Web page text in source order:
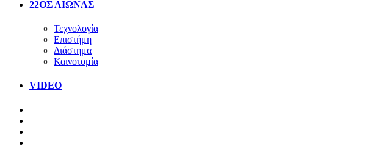
22ΟΣ ΑΙΩΝΑΣ
Τεχνολογία
Επιστήμη
Διάστημα
Καινοτομία
VIDEO